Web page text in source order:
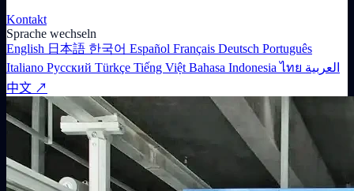
Kontakt
Sprache wechseln
English 日本語 한국어 Español Français Deutsch Português
Italiano Русский Türkçe Tiếng Việt Bahasa Indonesiaไทย العربية
中文 ↗